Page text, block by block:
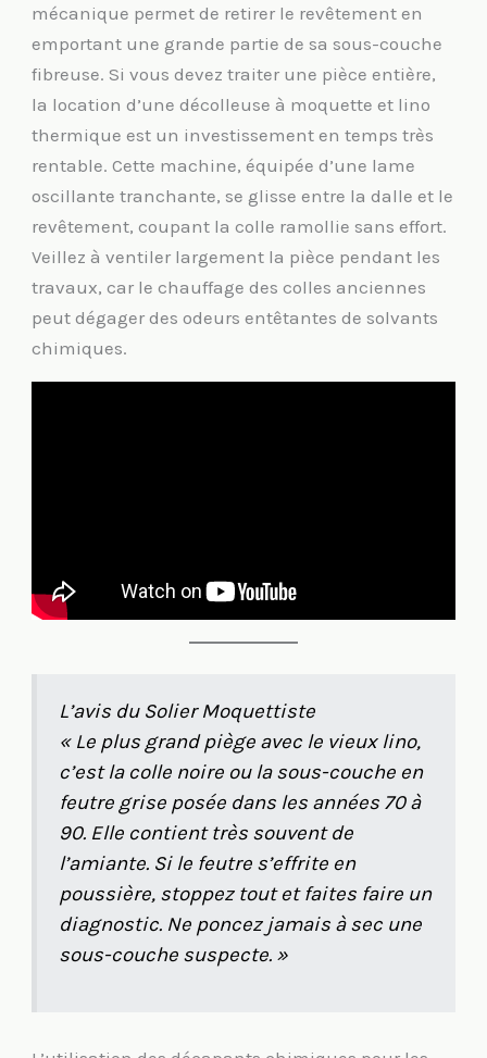
mécanique permet de retirer le revêtement en
emportant une grande partie de sa sous-couche
fibreuse. Si vous devez traiter une pièce entière,
la location d’une décolleuse à moquette et lino
thermique est un investissement en temps très
rentable. Cette machine, équipée d’une lame
oscillante tranchante, se glisse entre la dalle et le
revêtement, coupant la colle ramollie sans effort.
Veillez à ventiler largement la pièce pendant les
travaux, car le chauffage des colles anciennes
peut dégager des odeurs entêtantes de solvants
chimiques.
L’avis du Solier Moquettiste
« Le plus grand piège avec le vieux lino,
c’est la colle noire ou la sous-couche en
feutre grise posée dans les années 70 à
90. Elle contient très souvent de
l’amiante. Si le feutre s’effrite en
poussière, stoppez tout et faites faire un
diagnostic. Ne poncez jamais à sec une
sous-couche suspecte. »